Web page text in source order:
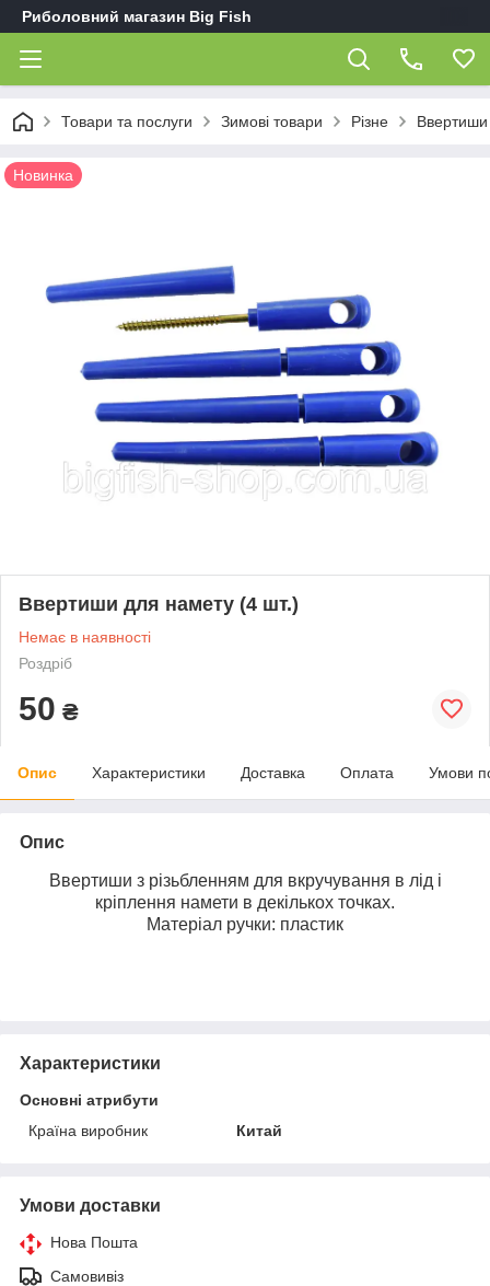
Риболовний магазин Big Fish
Товари та послуги Зимові товари Різне
Новинка
Ввертиши для намету (4 шт.)
Немає в наявності
Роздріб
50 ₴
Опис Характеристики Доставка Оплата Умови
Опис
Ввертиши з різьбленням для вкручування в лід і
кріплення намети в декількох точках.
Матеріал ручки: пластик
Характеристики
Основні атрибути
Країна виробник
Китай
Умови доставки
Нова Пошта
Самовивіз